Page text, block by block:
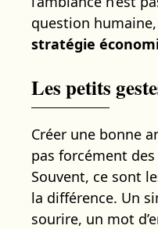
question humaine,
stratégie
Les petits
Créer une bonne
pas forcément
Souvent, ce sont
la différence. Un
sourire, un mot